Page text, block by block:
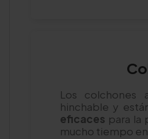
Los colchones
hinchable y
eficaces para la
mucho tiempo en